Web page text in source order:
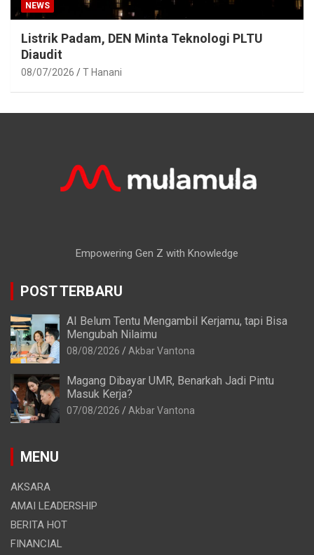
NEWS
Listrik Padam, DEN Minta Teknologi PLTU
Diaudit
08/07/2026 T Hanani
Empowering Gen Z with Knowledge
POST TERBARU
AI Belum Tentu Mengambil Kerjamu, tapi Bisa
Mengubah Nilaimu
08/08/2026 Akbar Vantona
Magang Dibayar UMR, Benarkah Jadi Pintu
Masuk Kerja?
07/08/2026 Akbar Vantona
MENU
AKSARA
AMAI LEADERSHIP
BERITA HOT
FINANCIAL